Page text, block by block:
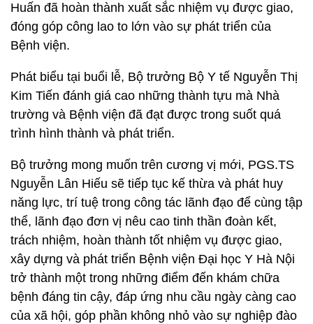
Huấn đã hoàn thành xuất sắc nhiệm vụ được giao,
đóng góp công lao to lớn vào sự phát triển của
Bệnh viện.
Phát biểu tại buổi lễ, Bộ trưởng Bộ Y tế Nguyễn Thị
Kim Tiến đánh giá cao những thành tựu mà Nhà
trường và Bệnh viện đã đạt được trong suốt quá
trình hình thành và phát triển.
Bộ trưởng mong muốn trên cương vị mới, PGS.TS
Nguyễn Lân Hiếu sẽ tiếp tục kế thừa và phát huy
năng lực, trí tuệ trong công tác lãnh đạo để cùng tập
thể, lãnh đạo đơn vị nêu cao tinh thần đoàn kết,
trách nhiệm, hoàn thành tốt nhiệm vụ được giao,
xây dựng và phát triển Bệnh viện Đại học Y Hà Nội
trở thành một trong những điểm đến khám chữa
bệnh đáng tin cậy, đáp ứng nhu cầu ngày càng cao
của xã hội, góp phần không nhỏ vào sự nghiệp đào